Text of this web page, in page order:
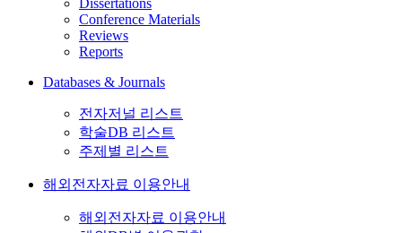
Dissertations
Conference Materials
Reviews
Reports
Databases & Journals
전자저널 리스트
학술DB 리스트
주제별 리스트
해외전자자료 이용안내
해외전자자료 이용안내